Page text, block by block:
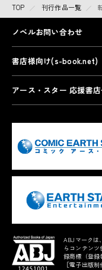
TOP 刊行作品一覧
ノベルお問い合わせ
書店様向け(s-book.net)
アース・スター 応援書
ABJマークは
らコンテン
録商標（登録
［電子出版